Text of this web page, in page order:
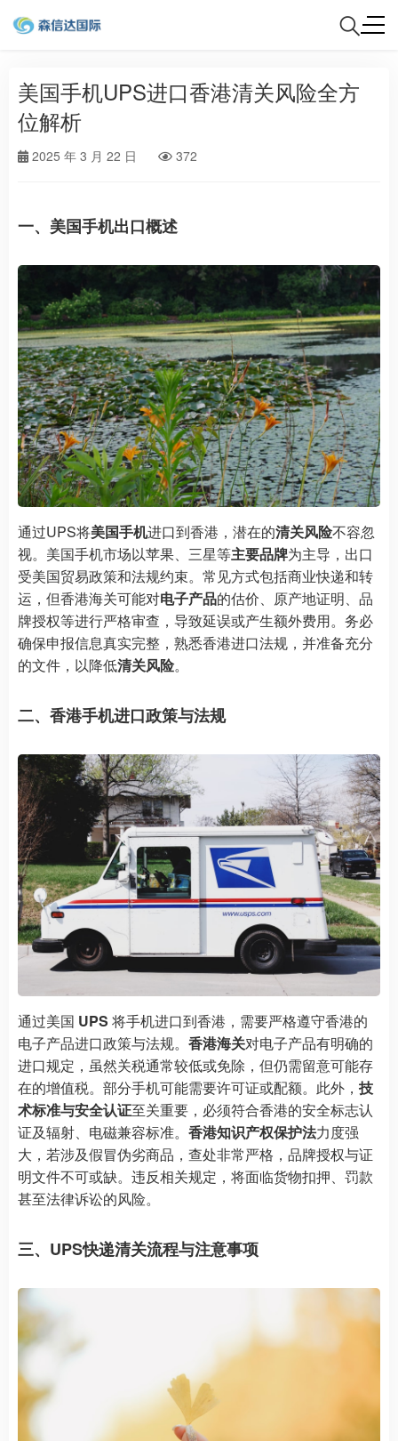
美国手机UPS进口香港清关风险全方
位解析
2025 年 3 月 22 日 372
一、美国手机出口概述
通过UPS将美国手机进口到香港，潜在的清关风险不容忽
视。美国手机市场以苹果、三星等主要品牌为主导，出口
受美国贸易政策和法规约束。常见方式包括商业快递和转
运，但香港海关可能对电子产品的估价、原产地证明、品
牌授权等进行严格审查，导致延误或产生额外费用。务必
确保申报信息真实完整，熟悉香港进口法规，并准备充分
的文件，以降低清关风险。
二、香港手机进口政策与法规
通过美国 UPS 将手机进口到香港，需要严格遵守香港的
电子产品进口政策与法规。 香港海关对电子产品有明确的
进口规定，虽然关税通常较低或免除，但仍需留意可能存
在的增值税。部分手机可能需要许可证或配额。此外， 技
术标准与安全认证至关重要，必须符合香港的安全标志认
证及辐射、电磁兼容标准。 香港知识产权保护法力度强
大，若涉及假冒伪劣商品，查处非常严格，品牌授权与证
明文件不可或缺。违反相关规定，将面临货物扣押、罚款
甚至法律诉讼的风险。
三、UPS快递清关流程与注意事项